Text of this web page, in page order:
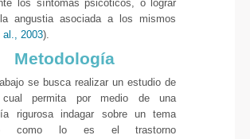
los síntomas psicóticos, o lograr
angustia asociada a los mismos
al., 2003).
Metodología
se busca realizar un estudio de
permita por medio de una
rigurosa indagar sobre un tema
como lo es el trastorno